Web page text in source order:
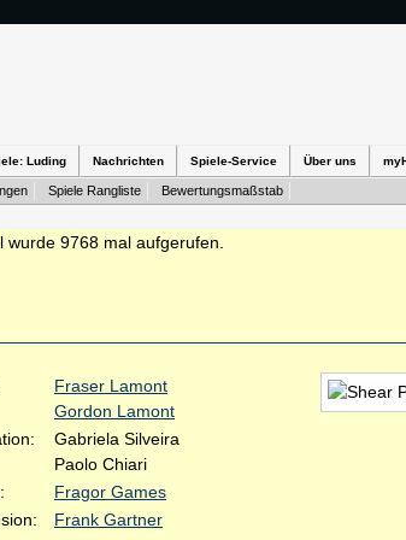
Luding Nachrichten Spiele-Service Über uns
Spiele Rangliste Bewertungsmaßstab
9768 mal aufgerufen.
Fraser Lamont
Gordon Lamont
Gabriela Silveira
Paolo Chiari
Fragor Games
Frank Gartner